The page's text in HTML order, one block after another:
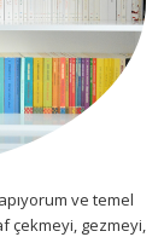
ve temel
çekmeyi, gezmeyi,